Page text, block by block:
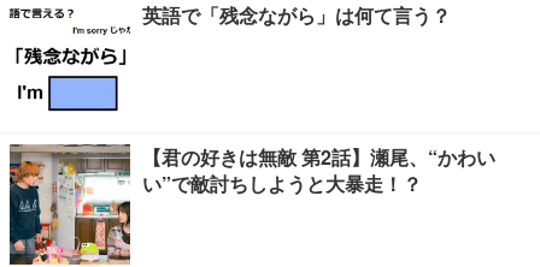
英語で「残念ながら」は何て言う？
【君の好きは無敵 第2話】瀬尾、“かわい
い”で敵討ちしようと大暴走！？